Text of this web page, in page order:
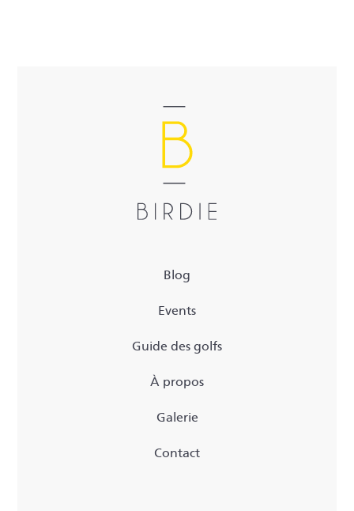
Blog
Events
Guide des golfs
À propos
Galerie
Contact